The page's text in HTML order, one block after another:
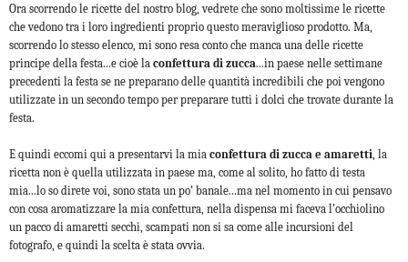
Ora scorrendo le ricette del nostro blog, vedrete che sono moltissime le ricette
che vedono tra i loro ingredienti proprio questo meraviglioso prodotto. Ma,
scorrendo lo stesso elenco, mi sono resa conto che manca una delle ricette
principe della festa...e cioè la confettura di zucca...in paese nelle settimane
precedenti la festa se ne preparano delle quantità incredibili che poi vengono
utilizzate in un secondo tempo per preparare tutti i dolci che trovate durante la
festa.
E quindi eccomi qui a presentarvi la mia confettura di zucca e amaretti , la
ricetta non è quella utilizzata in paese ma, come al solito, ho fatto di testa
mia...lo so direte voi, sono stata un po’ banale...ma nel momento in cui pensavo
con cosa aromatizzare la mia confettura, nella dispensa mi faceva l’occhiolino
un pacco di amaretti secchi, scampati non si sa come alle incursioni del
fotografo, e quindi la scelta è stata ovvia.